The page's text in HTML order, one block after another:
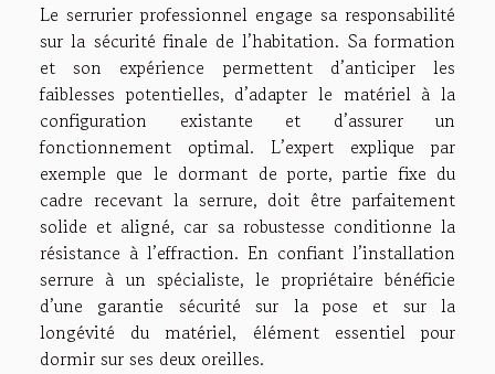
Le serrurier professionnel engage sa responsabilité
sur la sécurité finale de l’habitation. Sa formation
et son expérience permettent d’anticiper les
faiblesses potentielles, d’adapter le matériel à la
configuration existante et d’assurer un
fonctionnement optimal. L’expert explique par
exemple que le dormant de porte, partie fixe du
cadre recevant la serrure, doit être parfaitement
solide et aligné, car sa robustesse conditionne la
résistance à l’effraction. En confiant l’installation
serrure à un spécialiste, le propriétaire bénéficie
d’une garantie sécurité sur la pose et sur la
longévité du matériel, élément essentiel pour
dormir sur ses deux oreilles.